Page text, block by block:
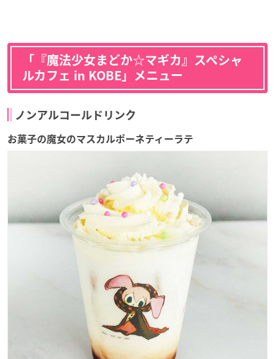
「『魔法少女まどか☆マギカ』スペシャ
ルカフェ in KOBE」メニュー
ノンアルコールドリンク
お菓子の魔女のマスカルポーネティーラテ